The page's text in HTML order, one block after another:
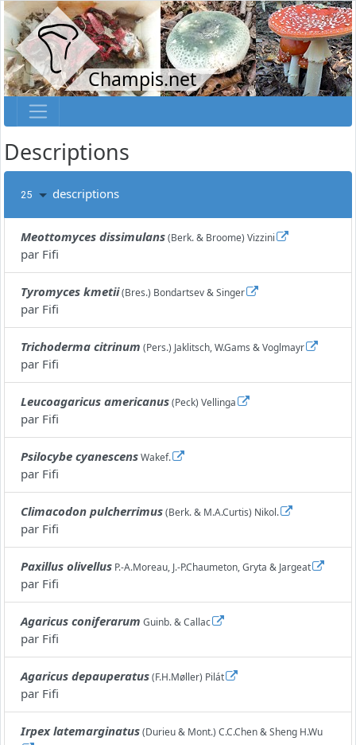
Champis.net
Descriptions
25 descriptions
Meottomyces dissimulans(Berk. & Broome) Vizzini
par Fifi
Tyromyces kmetii(Bres.) Bondartsev & Singer
par Fifi
Trichoderma citrinum (Pers.) Jaklitsch, W.Gams & Voglmayr
par Fifi
Leucoagaricus americanus(Peck) Vellinga
par Fifi
Psilocybe cyanescensWakef.
par Fifi
Climacodon pulcherrimus(Berk. & M.A.Curtis) Nikol.
par Fifi
Paxillus olivellus P.-A.Moreau, J.-P.Chaumeton, Gryta & Jargeat
par Fifi
Agaricus coniferarum Guinb. & Callac
par Fifi
Agaricus depauperatus(F.H.Møller) Pilát
par Fifi
Irpex latemarginatus(Durieu & Mont.) C.C.Chen & Sheng H.Wu